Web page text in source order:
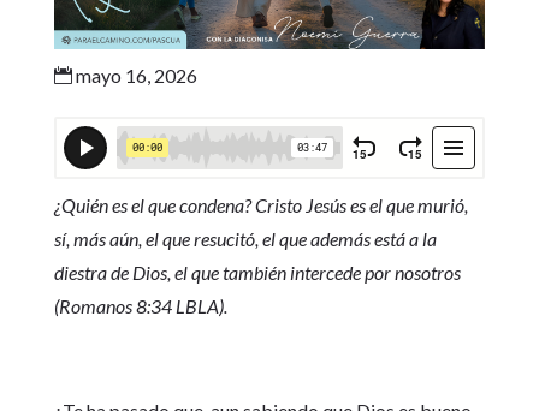
mayo 16, 2026
¿Quién es el que condena? Cristo Jesús es el que murió,
sí, más aún, el que resucitó, el que además está a la
diestra de Dios, el que también intercede por nosotros
(Romanos 8:34 LBLA).